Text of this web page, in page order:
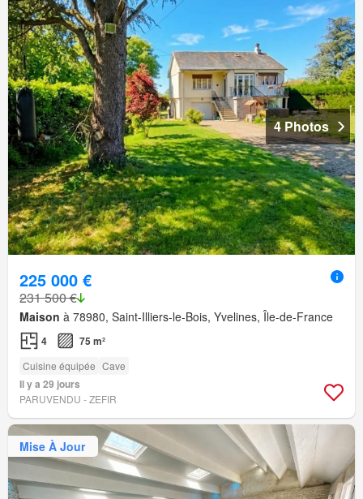
4 Photos
225 000 €
231 500 €
Maison à 78980, Saint-Illiers-le-Bois, Yvelines, Île-de-France
4 75 m²
Cuisine équipée Cave
Il y a 29 jours
PARUVENDU - ZEFIR
Mise À Jour